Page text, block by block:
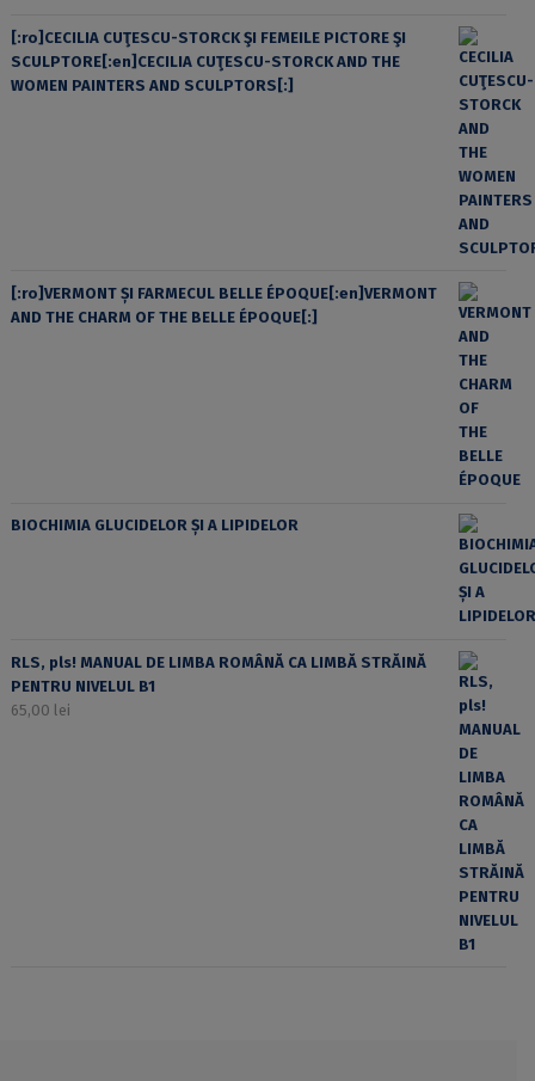
[:ro]CECILIA CUŢESCU-STORCK ŞI FEMEILE PICTORE ŞI
SCULPTORE[:en]CECILIA CUŢESCU-STORCK AND THE
WOMEN PAINTERS AND SCULPTORS[:]
[:ro]VERMONT ȘI FARMECUL BELLE ÉPOQUE[:en]VERMONT
AND THE CHARM OF THE BELLE ÉPOQUE[:]
BIOCHIMIA GLUCIDELOR ȘI A LIPIDELOR
RLS, pls! MANUAL DE LIMBA ROMÂNĂ CA LIMBĂ STRĂINĂ
PENTRU NIVELUL B1
65,00 lei